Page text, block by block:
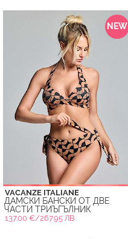
NEW
VACANZE ITALIANE
ДАМСКИ БАНСКИ ОТ ДВЕ
ЧАСТИ ТРИЪГЪЛНИК
137.00 €/267.95 ЛВ.